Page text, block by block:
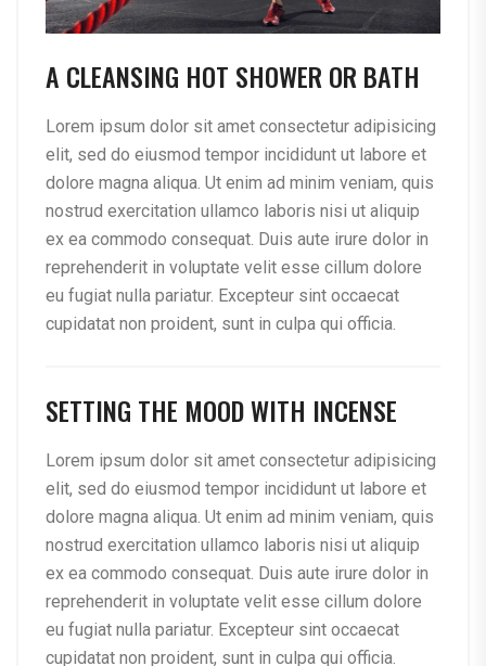
A CLEANSING HOT SHOWER OR BATH
Lorem ipsum dolor sit amet consectetur adipisicing
elit, sed do eiusmod tempor incididunt ut labore et
dolore magna aliqua. Ut enim ad minim veniam, quis
nostrud exercitation ullamco laboris nisi ut aliquip
ex ea commodo consequat. Duis aute irure dolor in
reprehenderit in voluptate velit esse cillum dolore
eu fugiat nulla pariatur. Excepteur sint occaecat
cupidatat non proident, sunt in culpa qui officia.
SETTING THE MOOD WITH INCENSE
Lorem ipsum dolor sit amet consectetur adipisicing
elit, sed do eiusmod tempor incididunt ut labore et
dolore magna aliqua. Ut enim ad minim veniam, quis
nostrud exercitation ullamco laboris nisi ut aliquip
ex ea commodo consequat. Duis aute irure dolor in
reprehenderit in voluptate velit esse cillum dolore
eu fugiat nulla pariatur. Excepteur sint occaecat
cupidatat non proident, sunt in culpa qui officia.